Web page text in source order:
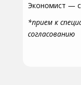
Экономист — с
*прием к
согласованию